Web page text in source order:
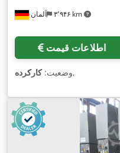
آلمان ۳٬۹۴۶ km
اطلاعات قیمت
وضعیت:کارکرده ,